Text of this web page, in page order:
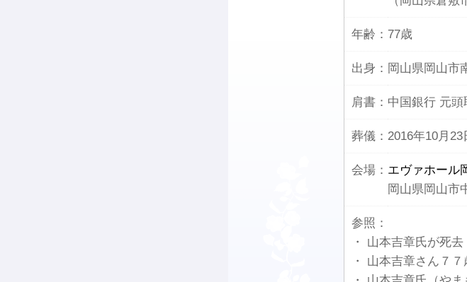
年齢： 77歳
出身： 岡山県岡山市
肩書： 中国銀行 元頭
葬儀： 2016年10月23
会場： エヴァホール
岡山県岡山市
参照：
・ 山本吉章氏が死
・ 山本吉章さん７